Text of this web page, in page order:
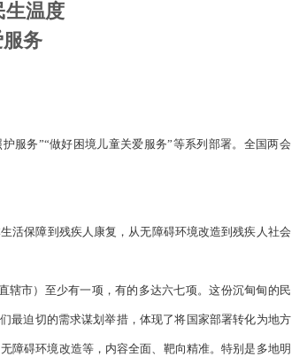
生温度
务
服务”“做好困境儿童关爱服务”等系列部署。全国两会
活保障到残疾人康复，从无障碍环境改造到残疾人社会
辖市）至少有一项，有的多达六七项。这份沉甸甸的民
最迫切的需求谋划举措，体现了将国家部署转化为地方
障碍环境改造等，内容全面、靶向精准。特别是多地明